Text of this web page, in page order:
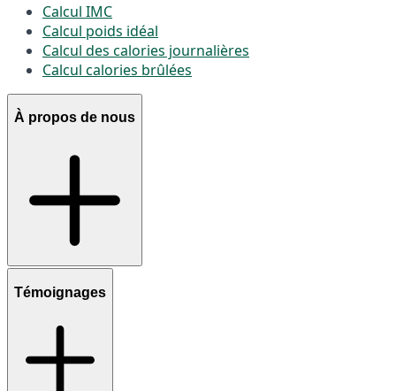
Calcul IMC
Calcul poids idéal
Calcul des calories journalières
Calcul calories brûlées
À propos de nous
Témoignages